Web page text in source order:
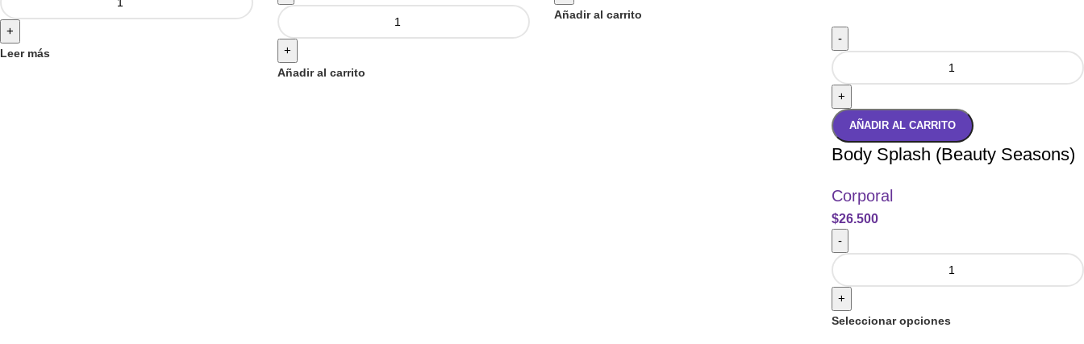
+
Leer más +
Añadir al carrito
Añadir al carrito
-
+
AÑADIR AL CARRITO
Body Splash (Beauty Seasons)
Corporal
$26.500
-
+
Seleccionar opciones